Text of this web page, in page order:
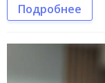
Подробнее